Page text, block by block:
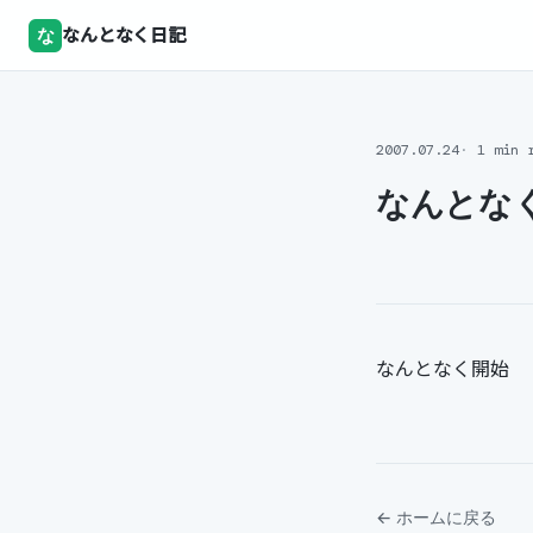
な なんとなく日記
2007.07.24 1 min
なんとな
なんとなく開始
← ホームに戻る